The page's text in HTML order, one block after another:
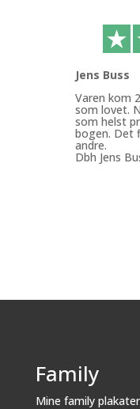
Jens Buss
Varen kom
som lovet.
som helst
bogen. Det
andre.
Dbh Jens
Family
Mine family